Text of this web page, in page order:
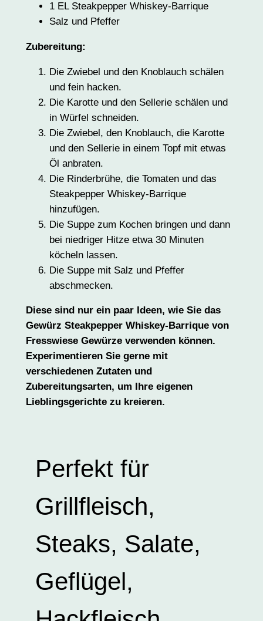
1 EL Steakpepper Whiskey-Barrique
Salz und Pfeffer
Zubereitung:
Die Zwiebel und den Knoblauch schälen
und fein hacken.
Die Karotte und den Sellerie schälen und
in Würfel schneiden.
Die Zwiebel, den Knoblauch, die Karotte
und den Sellerie in einem Topf mit etwas
Öl anbraten.
Die Rinderbrühe, die Tomaten und das
Steakpepper Whiskey-Barrique
hinzufügen.
Die Suppe zum Kochen bringen und dann
bei niedriger Hitze etwa 30 Minuten
köcheln lassen.
Die Suppe mit Salz und Pfeffer
abschmecken.
Diese sind nur ein paar Ideen, wie Sie das
Gewürz Steakpepper Whiskey-Barrique von
Fresswiese Gewürze verwenden können.
Experimentieren Sie gerne mit
verschiedenen Zutaten und
Zubereitungsarten, um Ihre eigenen
Lieblingsgerichte zu kreieren.
Perfekt für
Grillfleisch,
Steaks, Salate,
Geflügel,